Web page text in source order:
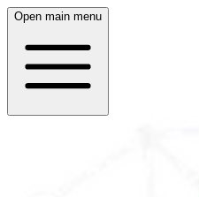
Open main menu